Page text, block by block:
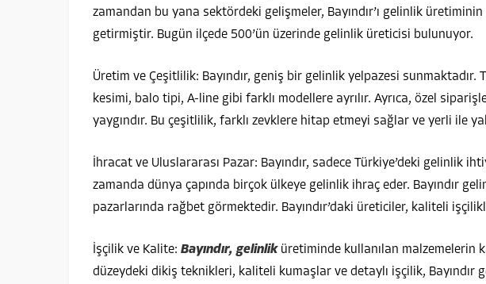
zamandan bu yana sektördeki gelişmeler, Bayındır’ı gelinlik
getirmiştir. Bugün ilçede 500’ün üzerinde gelinlik üreticisi bulunuyor.
Üretim ve Çeşitlilik: Bayındır, geniş bir gelinlik yelpazesi sunmaktadır.
kesimi, balo tipi, A-line gibi farklı modellere ayrılır. Ayrıca, özel
yaygındır. Bu çeşitlilik, farklı zevklere hitap etmeyi sağlar ve yerli ile
İhracat ve Uluslararası Pazar: Bayındır, sadece Türkiye’deki gelinlik
zamanda dünya çapında birçok ülkeye gelinlik ihraç eder. Bayındır
pazarlarında rağbet görmektedir. Bayındır’daki üreticiler, kaliteli
İşçilik ve Kalite: Bayındır, gelinliküretiminde kullanılan malzemelerin
düzeydeki dikiş teknikleri, kaliteli kumaşlar ve detaylı işçilik, Bayındır